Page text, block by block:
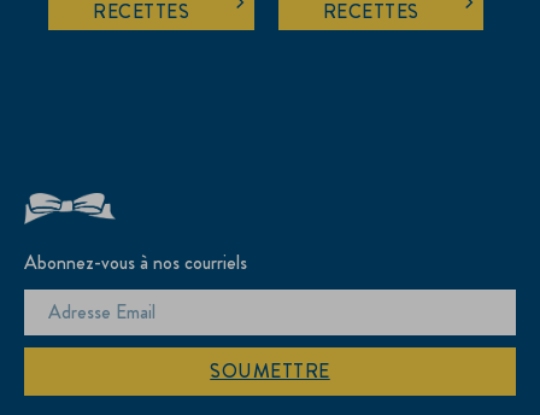
RECETTES RECETTES
Abonnez-vous à nos courriels
SOUMETTRE